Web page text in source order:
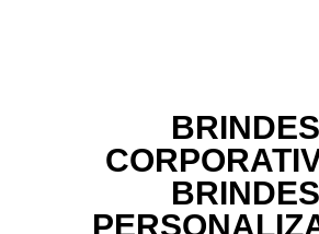
BRINDES
BRINDES